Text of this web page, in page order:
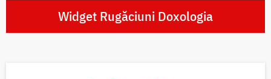
Widget Rugăciuni Doxologia